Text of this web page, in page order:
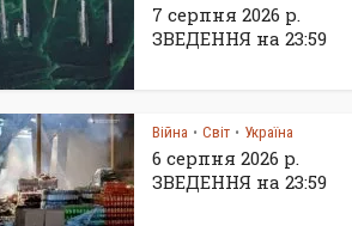
7 серпня 2026 р.
ЗВЕДЕННЯ на 23:59
Війна • Світ • Україна
6 серпня 2026 р.
ЗВЕДЕННЯ на 23:59